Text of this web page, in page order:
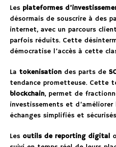
Les plateformes
désormais de souscrire à des
internet, avec un parcours
parfois réduits. Cette
démocratise l’accès à cette
La tokenisation des parts de
tendance prometteuse. Cette
blockchain, permet de
investissements et
échanges simplifiés et
Les outils de reporting digital